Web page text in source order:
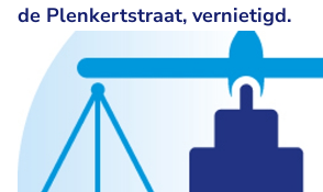
de Plenkertstraat, vernietigd.